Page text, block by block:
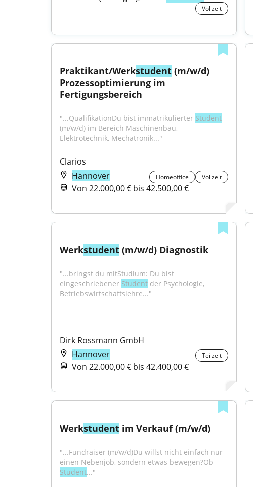
Vollzeit
Praktikant/Werkstudent (m/w/d)
Prozessoptimierung im
Fertigungsbereich
"...QualifikationDu bist immatrikulierter Student
(m/w/d) im Bereich Maschinenbau,
Elektrotechnik, Mechatronik..."
Clarios
Hannover
Homeoffice Vollzeit
Von 22.000,00 € bis 42.500,00 €
Werkstudent (m/w/d) Diagnostik
"...bringst du mitStudium: Du bist
eingeschriebener Student der Psychologie,
Betriebswirtschaftslehre..."
Dirk Rossmann GmbH
Hannover
Teilzeit
Von 22.000,00 € bis 42.400,00 €
Werkstudent im Verkauf (m/w/d)
"...Fundraiser (m/w/d)Du willst nicht einfach nur
Student..."